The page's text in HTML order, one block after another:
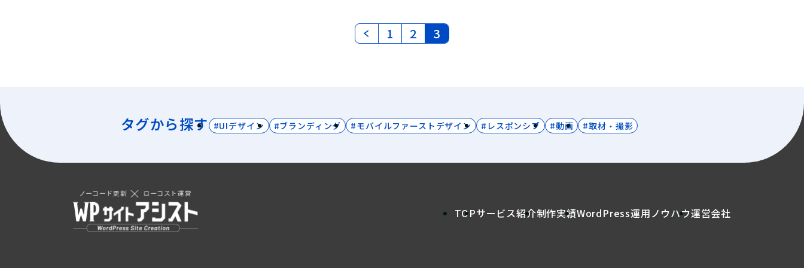
1 2 3
タグから探す #UIデザイン #ブランディング #モバイルファーストデザイン #レスポンシブ #動画 #取材・撮影
TOPサービス紹介制作実績WordPress運用ノウハウ運営会社